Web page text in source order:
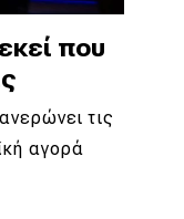
που
τις
αγορά